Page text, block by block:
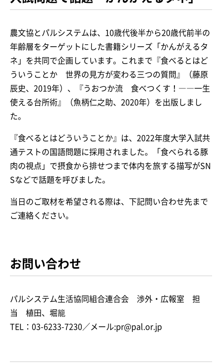
農文協とパルシステムは、10歳代後半から20歳代前半の
年齢層をターゲットにした書籍シリーズ「かんがえるタ
ネ」を共同で企画しています。これまで『食べるとはど
ういうことか 世界の見方が変わる三つの質問』（藤原
辰史、2019年）、『うおつか流 食べつくす！――一生
使える台所術』（魚柄仁之助、2020年）を出版しまし
た。
『食べるとはどういうことか』は、2022年度大学入試共
通テストの国語問題に採用されました。「食べられる豚
肉の視点」で摂食から排せつまで体内を旅する描写がSN
Sなどで話題を呼びました。
当日のご取材を希望される際は、下記問い合わせ先まで
ご連絡ください。
お問い合わせ
パルシステム生活協同組合連合会 渉外・広報室 担
当 植田、堀籠
TEL：03-6233-7230／メール:pr@pal.or.jp